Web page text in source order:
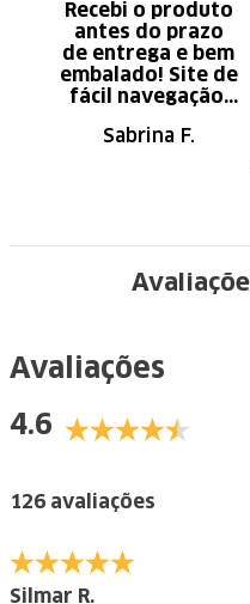
Recebi o produto
antes do prazo
de entrega e bem
embalado! Site de
fácil navegação.
Sabrina F.
Avaliações
4.6
126 avaliações
Silmar R.